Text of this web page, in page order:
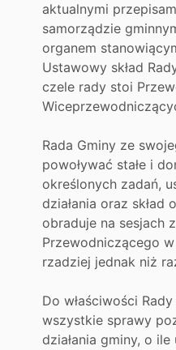
aktualnymi
samorządzie
organem
Ustawowy skład
czele rady stoi
Rada Gminy ze
powoływać stałe i
określonych zadań,
działania oraz skład
obraduje na sesjach
Przewodniczącego
rzadziej jednak niż
Do właściwości
wszystkie sprawy
działania gminy, o